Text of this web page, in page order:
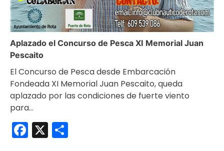
Aplazado el Concurso de Pesca XI Memorial Juan
Pescaito
El Concurso de Pesca desde Embarcación
Fondeada XI Memorial Juan Pescaito, queda
aplazado por las condiciones de fuerte viento
para…
Facebook
X